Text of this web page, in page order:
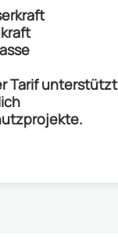
Tarif unterstützt